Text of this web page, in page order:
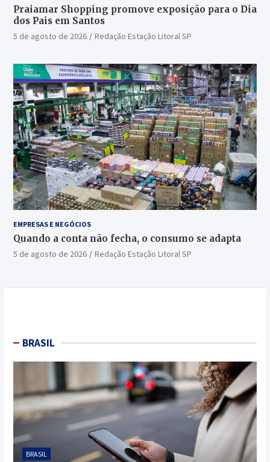
Praiamar Shopping promove exposição para o Dia
dos Pais em Santos
5 de agosto de 2026 Redação Estação Litoral SP
EMPRESAS E NEGÓCIOS
Quando a conta não fecha, o consumo se adapta
5 de agosto de 2026 Redação Estação Litoral SP
BRASIL
BRASIL